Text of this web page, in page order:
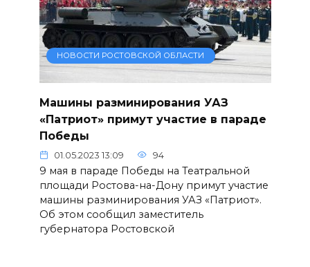
НОВОСТИ РОСТОВСКОЙ ОБЛАСТИ
Машины разминирования УАЗ
«Патриот» примут участие в параде
Победы
01.05.2023 13:09 94
9 мая в параде Победы на Театральной
площади Ростова-на-Дону примут участие
машины разминирования УАЗ «Патриот».
Об этом сообщил заместитель
губернатора Ростовской